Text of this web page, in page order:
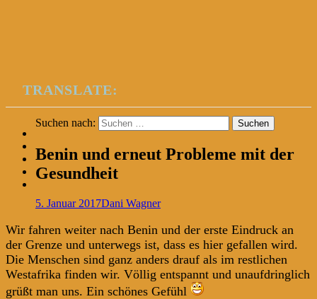
TRANSLATE:
Suchen nach:
Benin und erneut Probleme mit der
Gesundheit
5. Januar 2017Dani Wagner
Wir fahren weiter nach Benin und der erste Eindruck an
der Grenze und unterwegs ist, dass es hier gefallen wird.
Die Menschen sind ganz anders drauf als im restlichen
Westafrika finden wir. Völlig entspannt und unaufdringlich
grüßt man uns. Ein schönes Gefühl